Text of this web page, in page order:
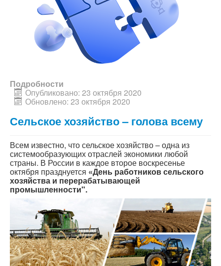
Подробности
Опубликовано: 23 октября 2020
Обновлено: 23 октября 2020
Сельское хозяйство – голова всему
Всем известно, что сельское хозяйство – одна из
системообразующих отраслей экономики любой
страны. В России в каждое второе воскресенье
октября празднуется «День работников сельского
хозяйства и перерабатывающей
промышленности".